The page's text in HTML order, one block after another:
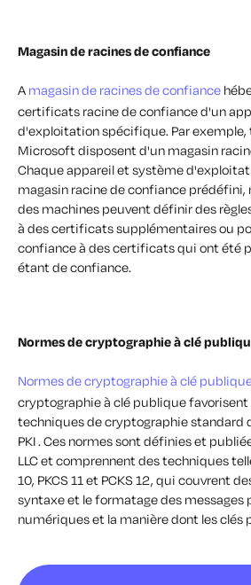
Magasin de racines de confiance
A magasin de racines de confiance
certificats racine de confiance d'un
d'exploitation spécifique. Par exemple,
Microsoft disposent d'un magasin
Chaque appareil et système
magasin racine de confiance
des machines peuvent définir des
à des certificats supplémentaires ou
confiance à des certificats qui ont été
étant de confiance.
Normes de cryptographie à clé
Normes de cryptographie à clé
cryptographie à clé publique
techniques de cryptographie standard
PKI . Ces normes sont définies et
LLC et comprennent des techniques
10, PKCS 11 et PCKS 12, qui couvrent
syntaxe et le formatage des
numériques et la manière dont les clés